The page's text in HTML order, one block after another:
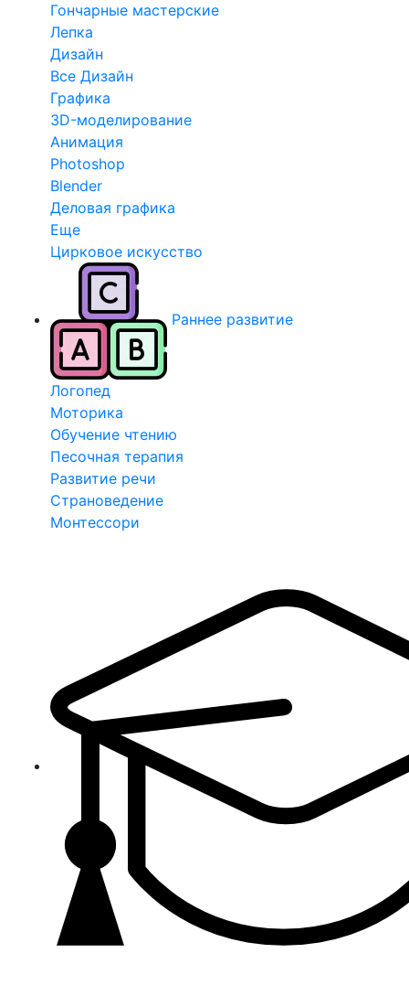
Гончарные мастерские
Лепка
Дизайн
Все Дизайн
Графика
3D-моделирование
Анимация
Photoshop
Blender
Деловая графика
Еще
Цирковое искусство
Раннее развитие
Логопед
Моторика
Обучение чтению
Песочная терапия
Развитие речи
Страноведение
Монтессори